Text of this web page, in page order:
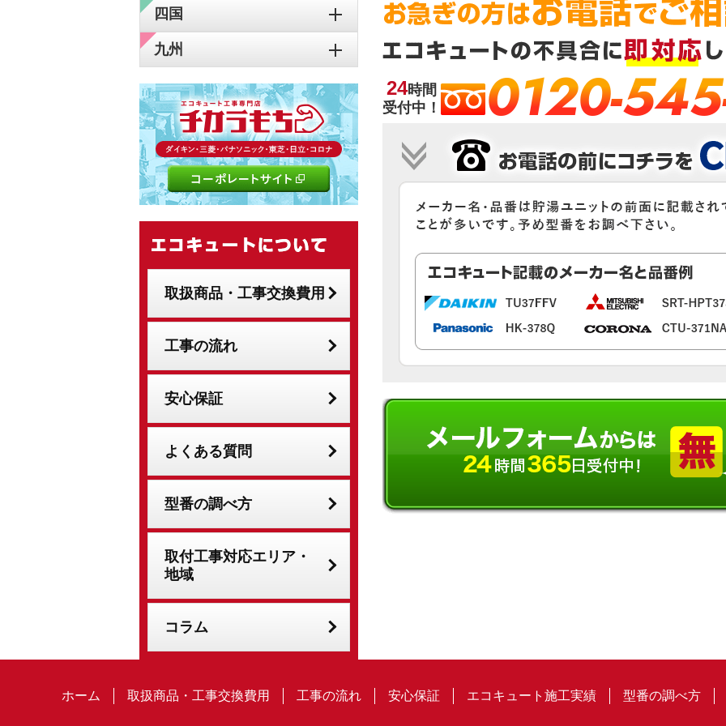
24時間
受付中！
0120-
四国
九州
取扱商品・工事交換費用
工事の流れ
安心保証
よくある質問
型番の調べ方
取付工事対応エリア・
地域
コラム
ホーム 取扱商品・工事交換費用 工事の流れ 安心保証 エコキュート施工実績 型番の調べ方